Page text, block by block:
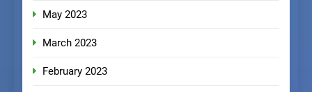
May 2023
March 2023
February 2023